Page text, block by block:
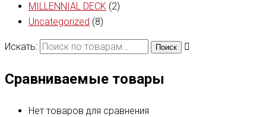
MILLENNIAL DECK (2)
Uncategorized (8)
Искать: Поиск
Сравниваемые товары
Нет товаров для сравнения